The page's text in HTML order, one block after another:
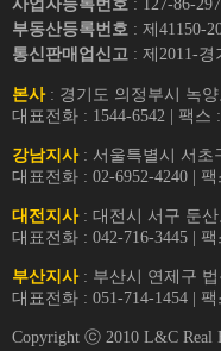
사업자등록번호 : 127-86-
부동산등록번호 : 제41150-
통신판매업신고 : 제2011-경
본사: 경기도 의정부시 녹
대표전화 : 1544-6542 | 팩스
강남지사: 서울특별시 서초
대표전화 : 02-6952-4240 |
대전지사: 대전시 서구 둔산
대표전화 : 042-716-3445 |
부산지사: 부산시 연제구 법
대표전화 : 051-714-1454 |
Copyright ⓒ 2010 L&C Real